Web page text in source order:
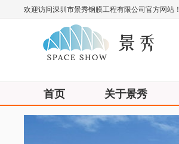
欢迎访问深圳市景秀钢膜工程有限公司官方网站！
首页 关于景秀